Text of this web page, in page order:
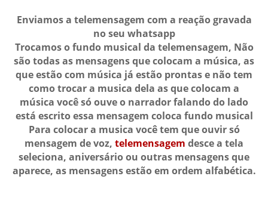
Enviamos a telemensagem com a reação gravada
no seu whatsapp
Trocamos o fundo musical da telemensagem, Não
são todas as mensagens que colocam a música, as
que estão com música já estão prontas e não tem
como trocar a musica dela as que colocam a
música você só ouve o narrador falando do lado
está escrito essa mensagem coloca fundo musical
Para colocar a musica você tem que ouvir só
mensagem de voz, telemensagem desce a tela
seleciona, aniversário ou outras mensagens que
aparece, as mensagens estão em ordem alfabética.